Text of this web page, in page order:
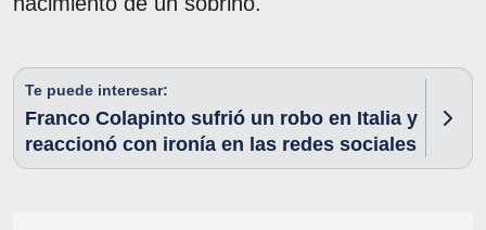
Te puede interesar:
Franco Colapinto sufrió un robo en Italia y
reaccionó con ironía en las redes sociales